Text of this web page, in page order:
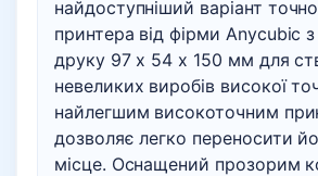
найдоступніший варіант
принтера від фірми Anycubic
друку 97 х 54 х 150 мм для
невеликих виробів високої
найлегшим високоточним
дозволяє легко переносити
місце. Оснащений прозорим